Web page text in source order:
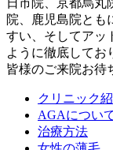
院、鹿児島院とも
すい、そしてアッ
ように徹底してお
皆様のご来院お待
クリニック
AGAについ
治療方法